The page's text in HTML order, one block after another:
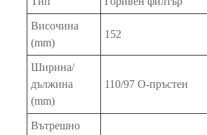
Височина
(mm)
152
Ширина/
дължина
(mm)
110/97 О-пръстен
Вътрешно